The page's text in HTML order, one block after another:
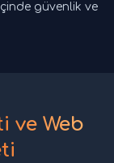
güvenlik ve
ve Web